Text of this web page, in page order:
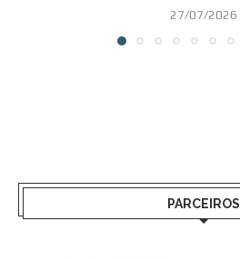
27/07/2026
PARCEIROS